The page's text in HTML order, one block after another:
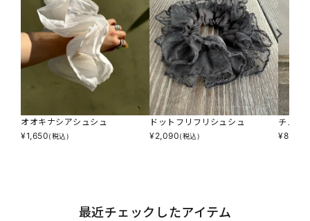
オオキナシアシュシュ
¥1,650(税込)
ドットフリフリシュシュ
¥2,090(税込)
チュウ
¥8,690
最近チェックしたアイテム